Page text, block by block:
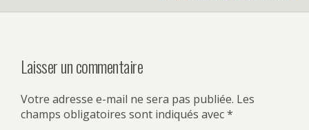
Laisser un commentaire
Votre adresse e-mail ne sera pas publiée. Les
champs obligatoires sont indiqués avec*